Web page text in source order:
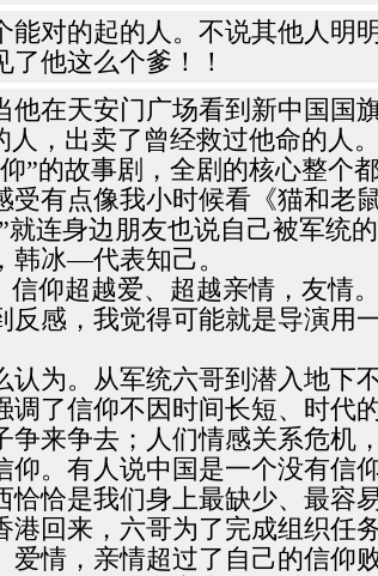
对的起的人。不说其他人明
他这么个爹！！
在天安门广场看到新中国国
，出卖了曾经救过他命的人。
的故事剧，全剧的核心整个都
有点像我小时候看《猫和老
连身边朋友也说自己被军统的
冰—代表知己。
仰超越爱、超越亲情，友情
感，我觉得可能就是导演用
为。从军统六哥到潜入地下
了信仰不因时间长短、时代
来争去；人们情感关系危机
。有人说中国是一个没有信
恰是我们身上最缺少、最容
回来，六哥为了完成组织任
情，亲情超过了自己的信仰